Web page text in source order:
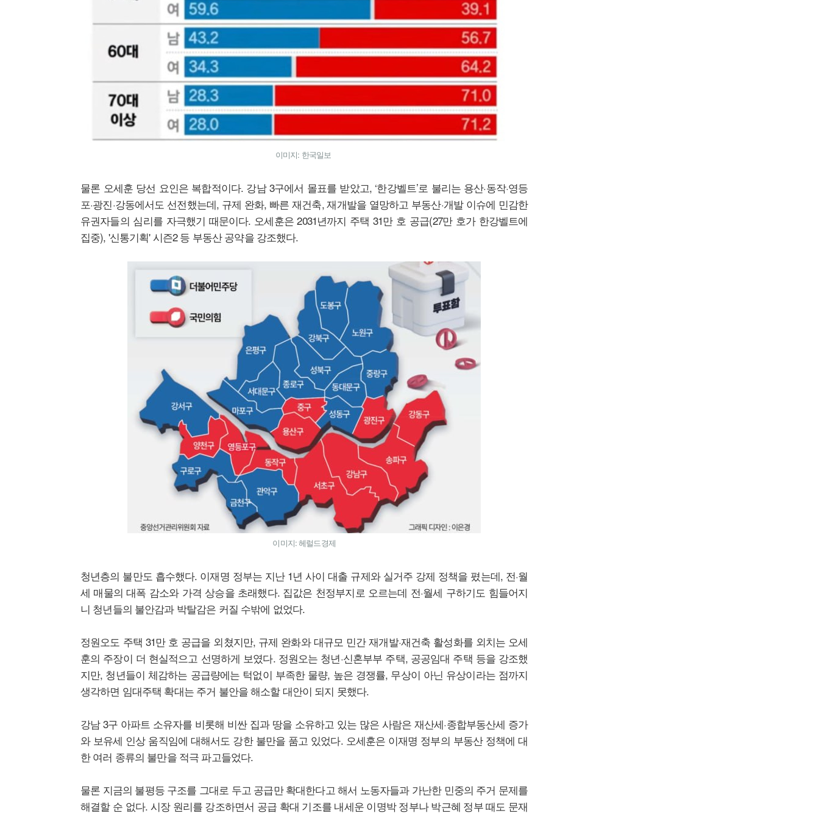
이미지: 한국일보
물론 오세훈 당선 요인은 복합적이다. 강남 3구에서 몰표를 받았고, ‘한강벨트’로 불리는 용산·동작·영등
포·광진·강동에서도 선전했는데, 규제 완화, 빠른 재건축, 재개발을 열망하고 부동산·개발 이슈에 민감한
유권자들의 심리를 자극했기 때문이다. 오세훈은 2031년까지 주택 31만 호 공급(27만 호가 한강벨트에
집중), '신통기획' 시즌2 등 부동산 공약을 강조했다.
이미지: 헤럴드경제
청년층의 불만도 흡수했다. 이재명 정부는 지난 1년 사이 대출 규제와 실거주 강제 정책을 폈는데, 전·월
세 매물의 대폭 감소와 가격 상승을 초래했다. 집값은 천정부지로 오르는데 전·월세 구하기도 힘들어지
니 청년들의 불안감과 박탈감은 커질 수밖에 없었다.
정원오도 주택 31만 호 공급을 외쳤지만, 규제 완화와 대규모 민간 재개발·재건축 활성화를 외치는 오세
훈의 주장이 더 현실적으고 선명하게 보였다. 정원오는 청년·신혼부부 주택, 공공임대 주택 등을 강조했
지만, 청년들이 체감하는 공급량에는 턱없이 부족한 물량, 높은 경쟁률, 무상이 아닌 유상이라는 점까지
생각하면 임대주택 확대는 주거 불안을 해소할 대안이 되지 못했다.
강남 3구 아파트 소유자를 비롯해 비싼 집과 땅을 소유하고 있는 많은 사람은 재산세·종합부동산세 증가
와 보유세 인상 움직임에 대해서도 강한 불만을 품고 있었다. 오세훈은 이재명 정부의 부동산 정책에 대
한 여러 종류의 불만을 적극 파고들었다.
물론 지금의 불평등 구조를 그대로 두고 공급만 확대한다고 해서 노동자들과 가난한 민중의 주거 문제를
해결할 순 없다. 시장 원리를 강조하면서 공급 확대 기조를 내세운 이명박 정부나 박근혜 정부 때도 문재